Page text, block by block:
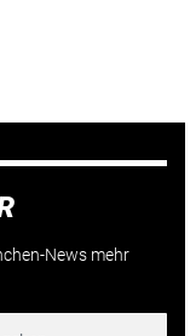
News mehr